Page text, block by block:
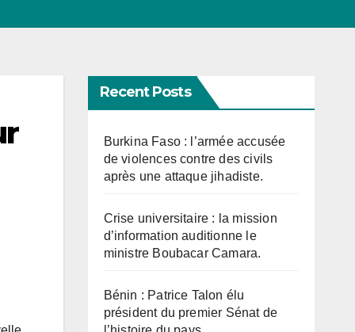
Recent Posts
Burkina Faso : l’armée accusée
de violences contre des civils
après une attaque jihadiste.
Crise universitaire : la mission
d’information auditionne le
ministre Boubacar Camara.
Bénin : Patrice Talon élu
président du premier Sénat de